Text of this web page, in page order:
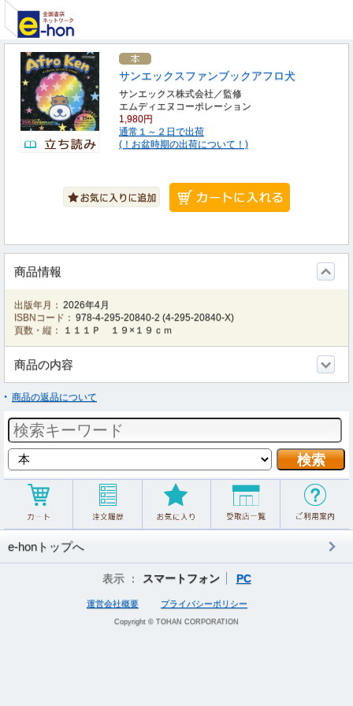
サンエックスファンブックアフロ犬
サンエックス株式会社／監修
エムディエヌコーポレーション
1,980円
通常１～２日で出荷
(！お盆時期の出荷について！)
商品情報
出版年月： 2026年4月
ISBNコード： 978-4-295-20840-2 (4-295-20840-X)
頁数・縦：
１１１Ｐ １９×１９ｃｍ
商品の内容
商品の返品について
e-honトップへ
表示 ： スマートフォン PC
運営会社概要 プライバシーポリシー
Copyright © TOHAN CORPORATION